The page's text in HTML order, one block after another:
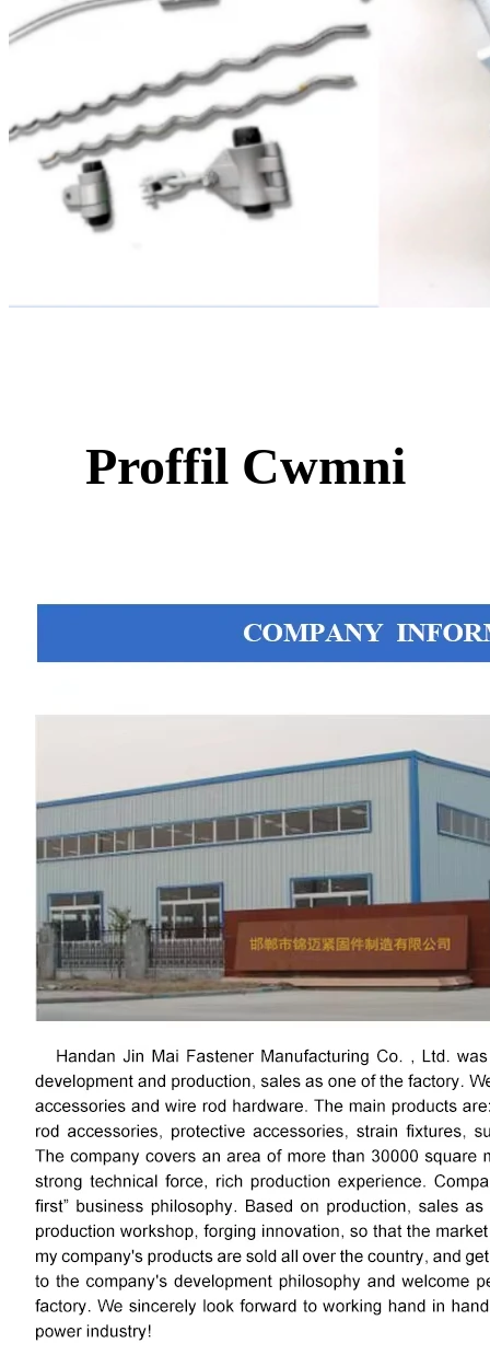
Proffil Cwmni